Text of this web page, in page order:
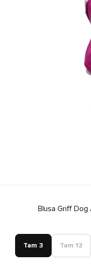
Blusa Griff
Tam 3 Tam 13